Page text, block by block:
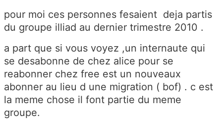
pour moi ces personnes fesaient deja partis
du groupe illiad au dernier trimestre 2010 .
a part que si vous voyez ,un internaute qui
se desabonne de chez alice pour se
reabonner chez free est un nouveaux
abonner au lieu d une migration ( bof) . c est
la meme chose il font partie du meme
groupe.